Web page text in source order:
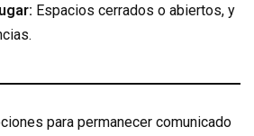
Espacios cerrados o abiertos, y
para permanecer comunicado